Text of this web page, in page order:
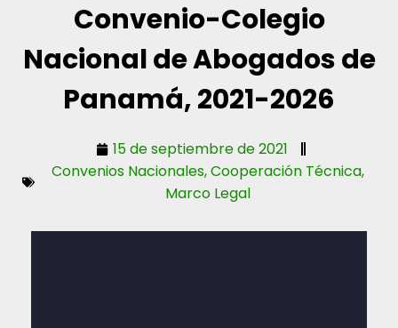
Convenio-Colegio
Nacional de Abogados de
Panamá, 2021-2026
15 de septiembre de 2021
Convenios Nacionales,Cooperación Técnica,
Marco Legal